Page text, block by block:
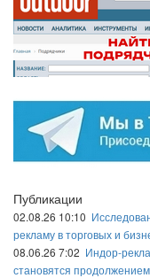
Публикации
02.08.26 10:10
рекламу в торговых и
08.06.26 7:02 Индор-
становятся